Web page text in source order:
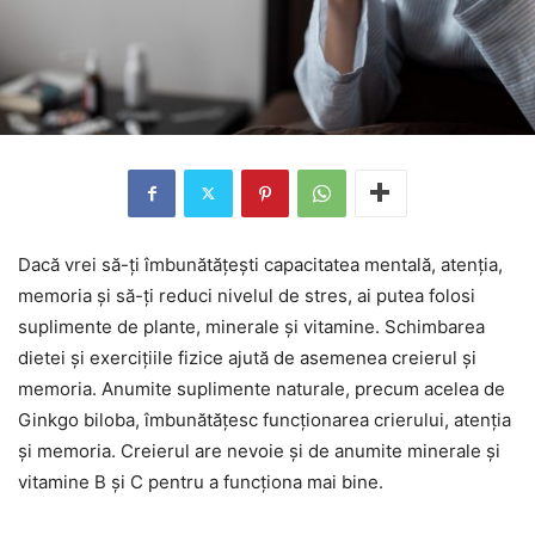
Dacă vrei să-ți îmbunătățești capacitatea mentală, atenția,
memoria și să-ți reduci nivelul de stres, ai putea folosi
suplimente de plante, minerale și vitamine. Schimbarea
dietei și exercițiile fizice ajută de asemenea creierul și
memoria. Anumite suplimente naturale, precum acelea de
Ginkgo biloba, îmbunătățesc funcționarea crierului, atenția
și memoria. Creierul are nevoie și de anumite minerale și
vitamine B și C pentru a funcționa mai bine.